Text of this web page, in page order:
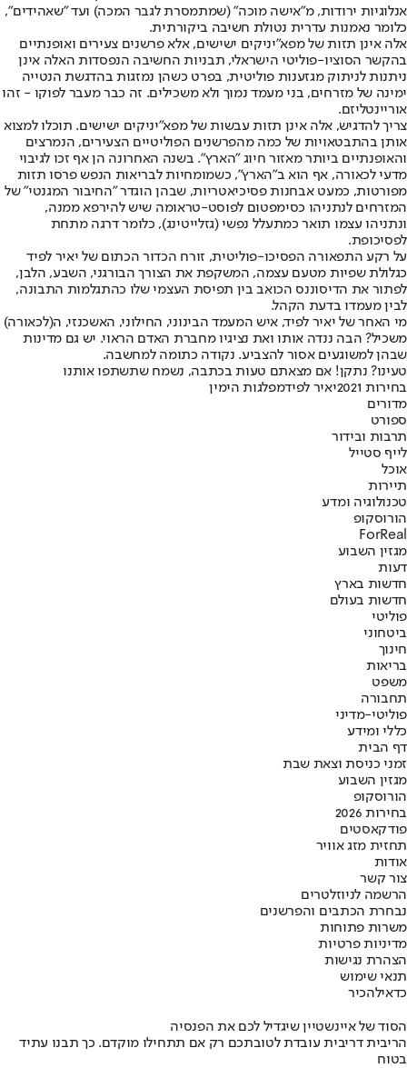
אנלוגיות ירודות, מ"אישה מוכה" (שמתמסרת לגבר המכה) ועד "שאהידים",
כלומר נאמנות עדרית נטולת חשיבה ביקורתית.
אלה אינן תזות של מפא"יניקים ישישים, אלא פרשנים צעירים ואופנתיים
בהקשר הסוציו-פוליטי הישראלי, תבניות החשיבה הנפסדות האלה אינן
ניתנות לניתוק מגזענות פוליטית, בפרט כשהן נמזגות בהדגשת הנטייה
ימינה של מזרחים, בני מעמד נמוך ולא משכילים. זה כבר מעבר לפוקו - זהו
אוריינטליזם.
צריך להדגיש, אלה אינן תזות עבשות של מפא"יניקים ישישים. תוכלו למצוא
אותן בהתבטאויות של כמה מהפרשנים הפוליטיים הצעירים, הנמרצים
והאופנתיים ביותר מאזור חיוג "הארץ". בשנה האחרונה הן אף זכו לגיבוי
מדעי לכאורה, אף הוא ב"הארץ", כשמומחיות לבריאות הנפש פרסו תזות
מפורטות, כמעט אבחנות פסיכיאטריות, שבהן הוגדר "החיבור המגנטי" של
המזרחים לנתניהו כסימפטום לפוסט-טראומה שיש להירפא ממנה,
ונתניהו עצמו תואר כמתעלל נפשי (גזלייטינג), כלומר דרגה מתחת
לפסיכופת.
על רקע התפאורה הפסיכו-פוליטית, זורח הכדור הכתום של יאיר לפיד
כגלולת שפיות מטעם עצמה, המשקפת את הצורך הבורגני, השבע, הלבן,
לפתור את הדיסוננס הכואב בין תפיסת העצמי שלו כהתגלמות התבונה,
לבין מעמדו בדעת הקהל.
מי האחר של יאיר לפיד, איש המעמד הבינוני, החילוני, האשכנזי, ה(לכאורה)
משכיל? הבה ננדה אותו ואת נציגיו מחברת האדם הראוי. יש גם מדינות
שבהן למשוגעים אסור להצביע. נקודה כתומה למחשבה.
טעינו? נתקן! אם מצאתם טעות בכתבה, נשמח שתשתפו אותנו
בחירות 2021
יאיר לפידמפלגות הימין
מדורים
ספורט
תרבות ובידור
לייף סטייל
אוכל
תיירות
טכנולוגיה ומדע
הורוסקופ
ForReal
מגזין השבוע
דעות
חדשות בארץ
חדשות בעולם
פוליטי
ביטחוני
חינוך
בריאות
משפט
תחבורה
פוליטי-מדיני
כללי ומידע
דף הבית
זמני כניסת וצאת שבת
מגזין השבוע
הורוסקופ
בחירות 2026
פודקאסטים
תחזית מזג אוויר
אודות
צור קשר
הרשמה לניוזלטרים
נבחרת הכתבים והפרשנים
משרות פתוחות
מדיניות פרטיות
הצהרת נגישות
תנאי שימוש
כדאילהכיר
הסוד של איינשטיין שיגדיל לכם את הפנסיה
הריבית דריבית עובדת לטובתכם רק אם תתחילו מוקדם. כך תבנו עתיד
בטוח